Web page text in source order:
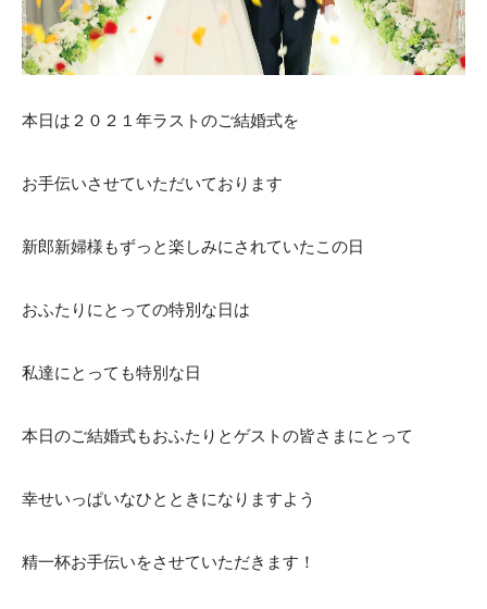
本日は２０２１年ラストのご結婚式を
お手伝いさせていただいております
新郎新婦様もずっと楽しみにされていたこの日
おふたりにとっての特別な日は
私達にとっても特別な日
本日のご結婚式もおふたりとゲストの皆さまにとって
幸せいっぱいなひとときになりますよう
精一杯お手伝いをさせていただきます！